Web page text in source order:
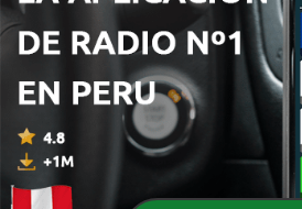
Radios del Perú